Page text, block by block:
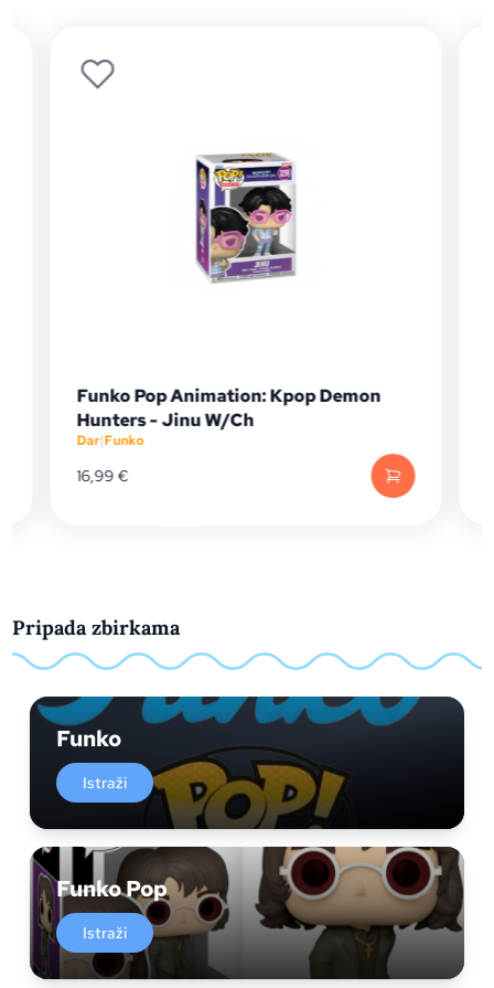
Funko Pop Animation: Kpop Demon
Hunters - Jinu W/Ch
Dar|Funko
16,99€
Pripada zbirkama
Funko
Istraži
Funko Pop
Istraži